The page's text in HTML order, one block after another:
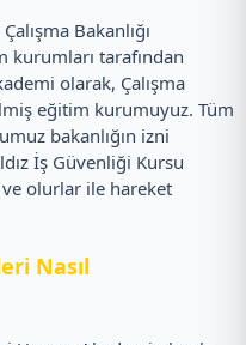
Bakanlığı
tarafından
olarak, Çalışma
eğitim kurumuyuz. Tüm
bakanlığın izni
İş Güvenliği Kursu
olurlar ile hareket
Nasıl